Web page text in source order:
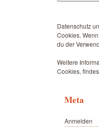
Datenschutz
Cookies.
du der
Weitere
Cookies,
Meta
Anmelden